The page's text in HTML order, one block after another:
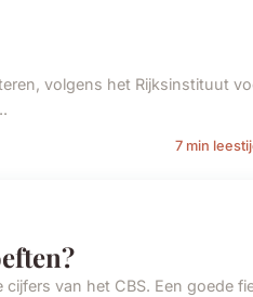
volgens het Rijksinstituut
7 min
van het CBS. Een goede